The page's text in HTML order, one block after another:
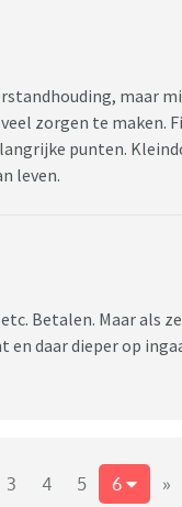
maar
zorgen te maken.
punten.
leven.
Betalen. Maar als
en daar dieper op
3 4 5 6 »